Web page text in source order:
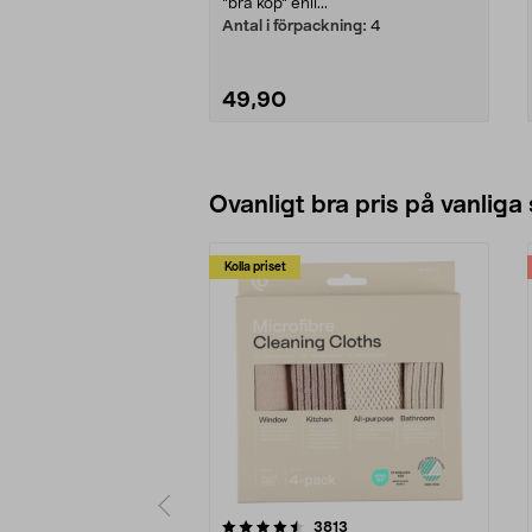
”bra köp” enli...
Antal i förpackning: 4
49,90
Ovanligt bra pris på vanliga
Kolla priset
3813
4.0av 5 stjärnor